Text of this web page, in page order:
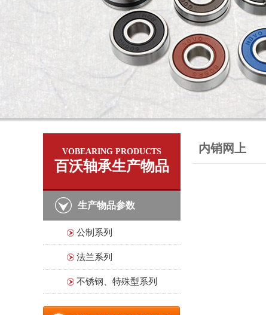
VOBEARING PRODUCTS
百沃轴承生产物品
生产物品参数
公制系列
法兰系列
不锈钢、特殊型系列
内销网上